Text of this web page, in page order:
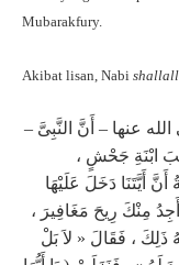
Mubarakfury.
Akibat lisan, Nabi
عنها – أَنَّ النَّبِىَّ –
ابْنَةِ جَحْشٍ ،
أَيَّتَنَا دَخَلَ عَلَيْهَا
مِنْكَ رِيحَ مَغَافِيرَ ،
، فَقَالَ « لاَ بَلْ